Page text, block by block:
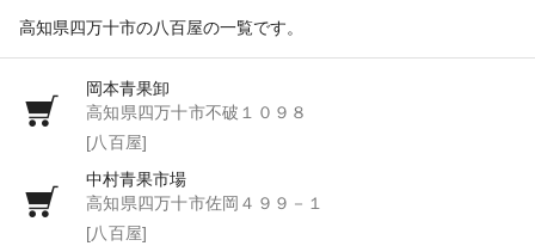
高知県四万十市の八百屋の一覧です。
岡本青果卸
高知県四万十市不破１０９８
[八百屋]
中村青果市場
高知県四万十市佐岡４９９－１
[八百屋]